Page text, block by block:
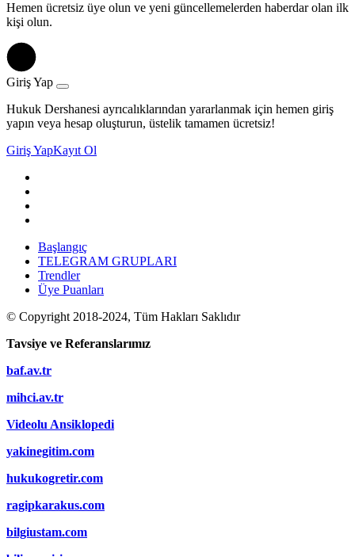
Hemen ücretsiz üye olun ve yeni güncellemelerden haberdar olan ilk
kişi olun.
Giriş Yap
Hukuk Dershanesi ayrıcalıklarından yararlanmak için hemen giriş
yapın veya hesap oluşturun, üstelik tamamen ücretsiz!
Giriş YapKayıt Ol
Başlangıç
TELEGRAM GRUPLARI
Trendler
Üye Puanları
© Copyright 2018-2024, Tüm Hakları Saklıdır
Tavsiye ve Referanslarımız
baf.av.tr
mihci.av.tr
Videolu Ansiklopedi
yakinegitim.com
hukukogretir.com
ragipkarakus.com
bilgiustam.com